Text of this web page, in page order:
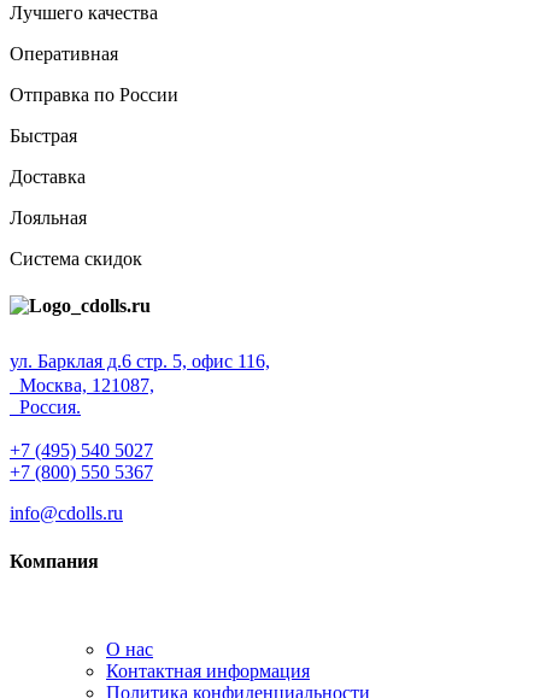
Лучшего качества
Оперативная
Отправка по России
Быстрая
Доставка
Лояльная
Система скидок
ул. Барклая д.6 стр. 5, офис 116,
Москва, 121087,
Россия.
+7 (495) 540 5027
+7 (800) 550 5367
info@cdolls.ru
Компания
О нас
Контактная информация
Политика конфиденциальности